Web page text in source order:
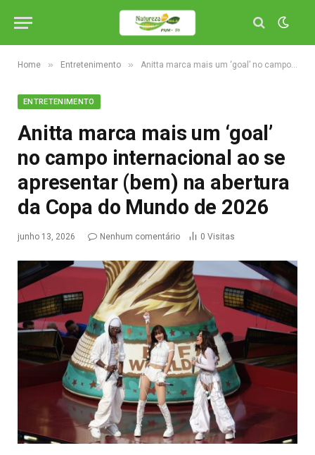
Home » Entretenimento » Anitta marca mais um ‘goal’ no campo internacional ao se apresentar (bem) na abertura da Copa do Mundo de 2026
ENTRETENIMENTO
Anitta marca mais um ‘goal’
no campo internacional ao se
apresentar (bem) na abertura
da Copa do Mundo de 2026
junho 13, 2026 Nenhum comentário 0 Visitas